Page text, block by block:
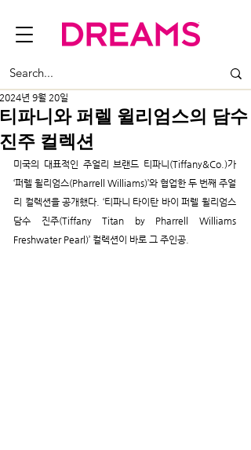
티파니와 퍼렐 윌리엄스의 담수
진주 컬렉션
2024년 9월 20일
미국의 대표적인 주얼리 브랜드 티파니(Tiffany&Co.)가
‘퍼렐 윌리엄스(Pharrell Williams)’와 협업한 두 번째 주얼
리 컬렉션을 공개했다. ‘티파니 타이탄 바이 퍼렐 윌리엄스
담수 진주(Tiffany Titan by Pharrell Williams
Freshwater Pearl)’ 컬렉션이 바로 그 주인공.